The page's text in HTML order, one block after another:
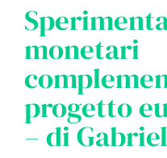
monetari
progetto
– di